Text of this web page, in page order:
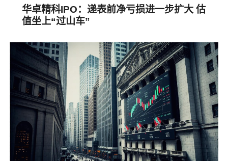
华卓精科IPO：递表前净亏损进一步扩大 估
值坐上“过山车”